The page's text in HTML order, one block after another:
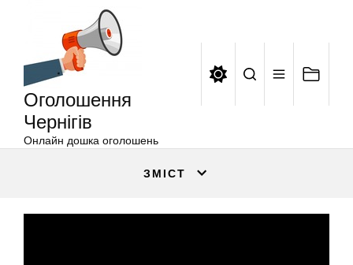
Оголошення
Чернігів
Онлайн дошка оголошень
ЗМІСТ